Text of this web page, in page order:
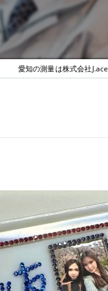
愛知の測量は株式会社J.ace